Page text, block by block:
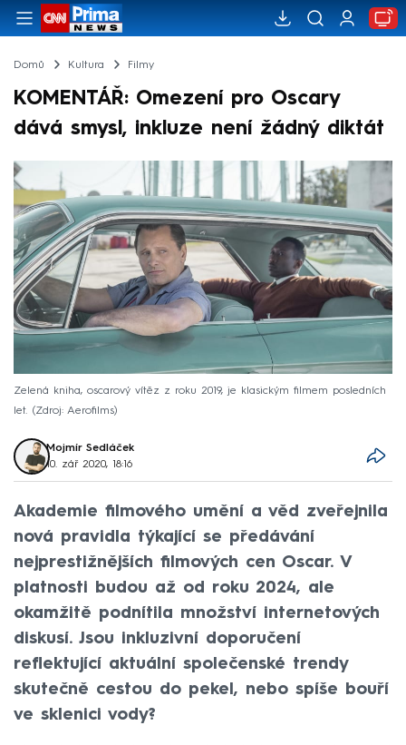
Domů Kultura Filmy
KOMENTÁŘ: Omezení pro Oscary
dává smysl, inkluze není žádný diktát
Zelená kniha, oscarový vítěz z roku 2019, je klasickým filmem posledních
let.
Zdroj: Aerofilms
Mojmír Sedláček
10. zář 2020, 18:16
Akademie filmového umění a věd zveřejnila
nová pravidla týkající se předávání
nejprestižnějších filmových cen Oscar. V
platnosti budou až od roku 2024, ale
okamžitě podnítila množství internetových
diskusí. Jsou inkluzivní doporučení
reflektující aktuální společenské trendy
skutečně cestou do pekel, nebo spíše bouří
ve sklenici vody?